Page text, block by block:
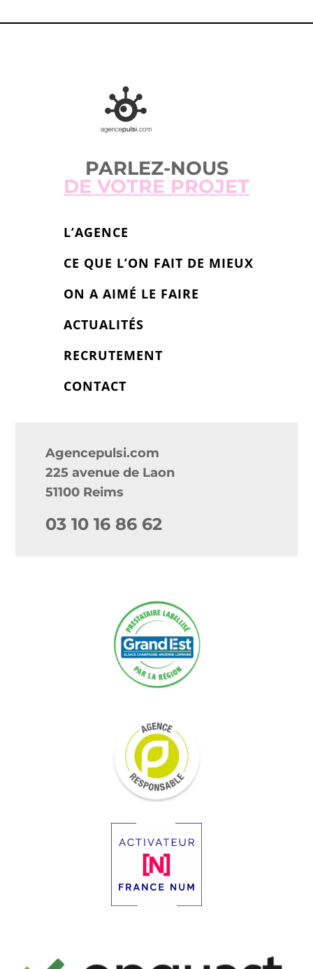
PARLEZ-NOUS
DE VOTRE PROJET
L’AGENCE
CE QUE L’ON FAIT DE MIEUX
ON A AIMÉ LE FAIRE
ACTUALITÉS
RECRUTEMENT
CONTACT
Agencepulsi.com
225 avenue de Laon
51100 Reims
03 10 16 86 62